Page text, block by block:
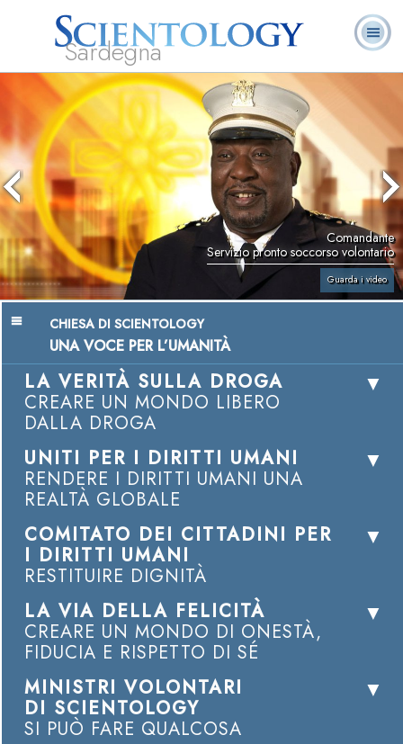
Sardegna
L. Ron Hubbard:
Fondatore
Che cos’è
Scientology?
Ministri
Volontari
ricorrenti
Comandante
Servizio pronto soccorso volontario
Guarda i video
CHIESA DI SCIENTOLOGY
UNA VOCE PER L’UMANITÀ
LA VERITÀ SULLA DROGA
CREARE UN MONDO LIBERO
DALLA DROGA
UNITI PER I DIRITTI UMANI
RENDERE I DIRITTI UMANI UNA
REALTÀ GLOBALE
COMITATO DEI CITTADINI PER
I DIRITTI UMANI
RESTITUIRE DIGNITÀ
LA VIA DELLA FELICITÀ
CREARE UN MONDO DI ONESTÀ,
FIDUCIA E RISPETTO DI SÉ
MINISTRI VOLONTARI
DI SCIENTOLOGY
SI PUÒ FARE QUALCOSA